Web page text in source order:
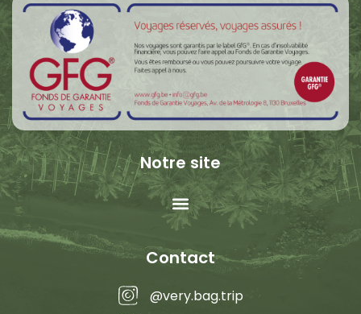
Notre site
Contact
@very.bag.trip